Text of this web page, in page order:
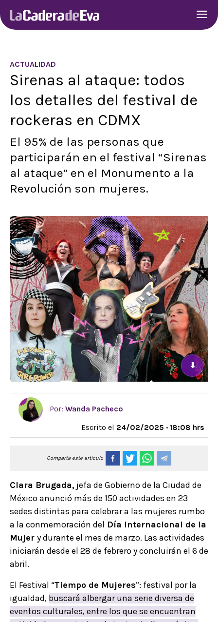
ACTUALIDAD
Sirenas al ataque: todos
los detalles del festival de
rockeras en CDMX
El 95% de las personas que
participarán en el festival “Sirenas
al ataque” en el Monumento a la
Revolución son mujeres.
⬇
Por: Wanda Pacheco
Escrito el 24/02/2025 · 18:08 hrs
Comparta este artículo
Clara Brugada, jefa de Gobierno de la Ciudad de
México anunció más de 150 actividades en 23
sedes distintas para celebrar a las mujeres rumbo
a la conmemoración del Día Internacional de la
Mujer y durante el mes de marzo. Las actividades
iniciarán desde el 28 de febrero y concluirán el 6 de
abril.
El Festival “Tiempo de Mujeres”: festival por la
igualdad, buscará albergar una serie diversa de
eventos culturales, entre los que se encuentran